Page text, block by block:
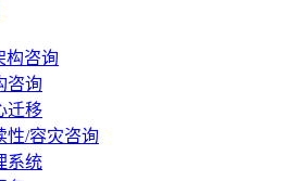
构咨询
咨询
迁移
性/容灾咨询
系统